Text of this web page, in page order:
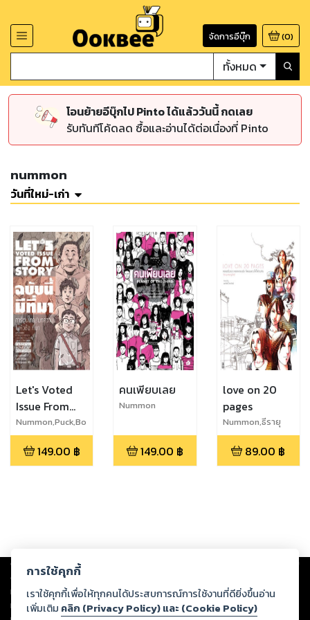
จัดการอีบุ๊ก (0)
ทั้งหมด
โอนย้ายอีบุ๊กไป Pinto ได้แล้ววันนี้ กดเลย
รับทันทีโค้ดลด ซื้อและอ่านได้ต่อเนื่องที่ Pinto
nummon
วันที่ใหม่-เก่า
Let's Voted
Issue From
Story ฉบับนี้มี
ที่มา
Nummon,Puck,Bo
iled Ice,Fah
Sai,Tan-Star,The
Duang,Whoo Are
149.00 ฿
คนเพียบเลย
Nummon
149.00 ฿
love on 20
pages
Nummon,ธีรายุ
เศรษฐภักดี
89.00 ฿
Copyright © 2026
ต่อผลงานหรือเนื้อหาใดที่อัปโหลดผ่านเว็บไซต์และปรากฏว่าละเมิดสิทธิใน
ทรัพย์สินทางปัญญาของบุคคลอื่นหรือขัดต่อกฎหมายและศีลธรรม ดังนั้น ผู้อ่าน
ทุกท่านโปรดใช้วิจารณญาณในการกลั่นกรองด้วยตนเอง และหากท่านพบว่าส่วน
การใช้คุกกี้
เราใช้คุกกี้เพื่อให้ทุกคนได้ประสบการณ์การใช้งานที่ดียิ่งขึ้นอ่าน
เพิ่มเติม คลิก (Privacy Policy) และ (Cookie Policy)